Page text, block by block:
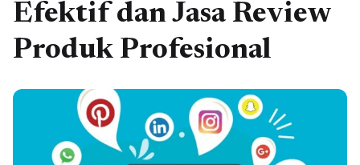
Efektif dan Jasa Review
Produk Profesional